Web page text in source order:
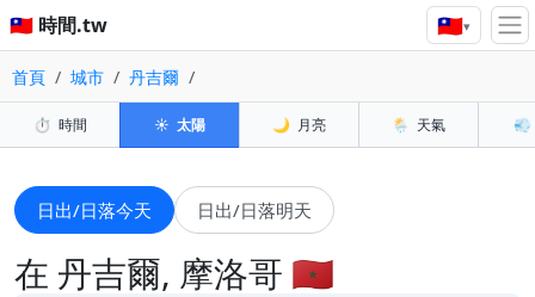
🇹🇼 時間.tw 🇹🇼▾
首頁 城市 丹吉爾
⏱️ 時間 ☀️ 太陽 🌙 月亮 🌦️ 天氣 💨
日出/日落今天 日出/日落明天
在 丹吉爾, 摩洛哥 🇲🇦